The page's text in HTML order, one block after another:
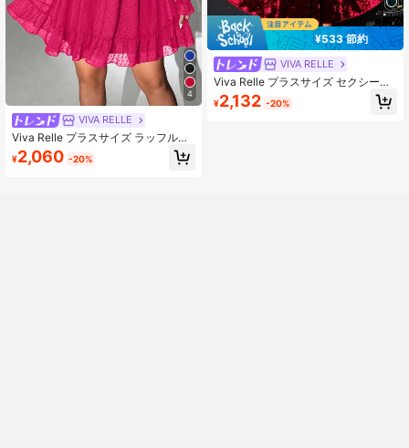
4
VIVA RELLE
Viva Relle プラスサイズ ラッフルト
リム ディープVネック ウエストシン
チ ロングスリーブドレス
¥2,060 -20%
¥533 節約
VIVA RELLE
Viva Relle プラスサイズ セクシーな
シアーメッシュキャミソールとスリ
ップドレスの2ピースセット
¥2,132 -20%